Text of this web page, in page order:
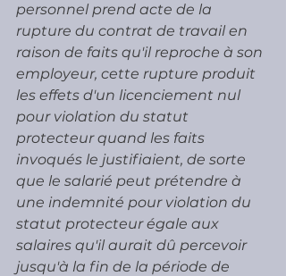
personnel prend acte de la
rupture du contrat de travail en
raison de faits qu'il reproche à son
employeur, cette rupture produit
les effets d'un licenciement nul
pour violation du statut
protecteur quand les faits
invoqués le justifiaient, de sorte
que le salarié peut prétendre à
une indemnité pour violation du
statut protecteur égale aux
salaires qu'il aurait dû percevoir
jusqu'à la fin de la période de